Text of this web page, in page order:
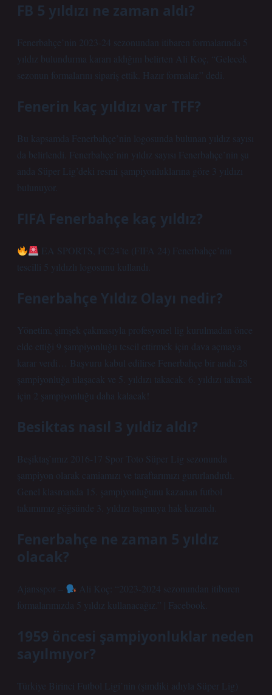
FB 5 yıldızı ne zaman aldı?
Fenerbahçe’nin 2023-24 sezonundan itibaren formalarında 5
yıldız bulundurma kararı aldığını belirten Ali Koç, “Gelecek
sezonun formalarını sipariş ettik. Hazır formalar.” dedi.
Fenerin kaç yıldızı var TFF?
Bu kapsamda Fenerbahçe’nin logosunda bulunan yıldız sayısı
da belirlendi. Fenerbahçe’nin yıldız sayısı Fenerbahçe’nin şu
anda Süper Lig’deki resmi şampiyonluklarına göre 3 yıldızı
bulunuyor.
FIFA Fenerbahçe kaç yıldız?
EA SPORTS, FC24’te (FIFA 24) Fenerbahçe’nin
tescilli 5 yıldızlı logosunu kullandı.
Fenerbahçe Yıldız Olayı nedir?
Yönetim, şimşek çakmasıyla profesyonel lig kurulmadan önce
elde ettiği 9 şampiyonluğu tescil ettirmek için dava açmaya
karar verdi… Başvuru kabul edilirse Fenerbahçe bir anda 28
şampiyonluğa ulaşacak ve 5. yıldızı takacak. 6. yıldızı takmak
için 2 şampiyonluğu daha kalacak!
Besiktas nasıl 3 yıldiz aldı?
Beşiktaş’ımız 2016-17 Spor Toto Süper Lig sezonunda
şampiyon olarak camiamızı ve taraftarımızı gururlandırdı.
Genel klasmanda 15. şampiyonluğunu kazanan futbol
takımımız göğsünde 3. yıldızı taşımaya hak kazandı.
Fenerbahçe ne zaman 5 yıldız
olacak?
Ajansspor –
Ali Koç: “2023-2024 sezonundan itibaren
formalarımızda 5 yıldız kullanacağız.” | Facebook.
1959 öncesi şampiyonluklar neden
sayılmıyor?
Türkiye Birinci Futbol Ligi’nin (şimdiki adıyla Süper Lig)